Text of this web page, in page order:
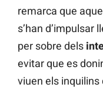
remarca que
s’han d’impulsar
per sobre dels
evitar que es
viuen els inquilins